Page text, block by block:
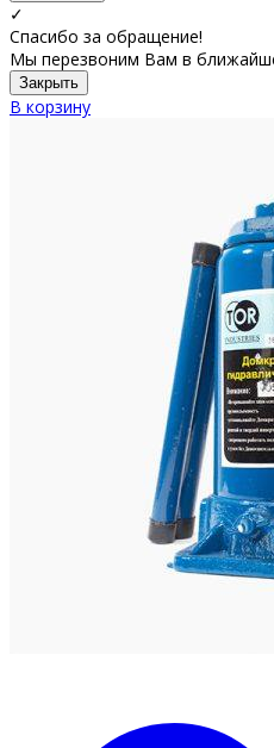
✓
Спасибо за обращение!
Мы перезвоним Вам в
Закрыть
В корзину